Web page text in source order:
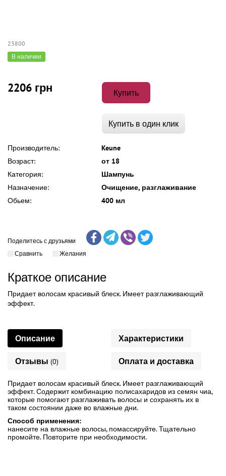
23800
В наличии
2206 грн Купить
Купить в один клик
Производитель:
Keune
Возраст:
от 18
Категория:
Шампунь
Назначение:
Очищение, разглаживание
Обьем:
400 мл
Поделитесь с друзьями
Сравнить
Желания
Краткое описание
Придает волосам красивый блеск. Имеет разглаживающий
эффект.
Описание Характеристики
Отзывы (0) Оплата и доставка
Придает волосам красивый блеск. Имеет разглаживающий
эффект. Содержит комбинацию полисахаридов из семян чиа,
которые помогают разглаживать волосы и сохранять их в
таком состоянии даже во влажные дни.
Способ применения:
нанесите на влажные волосы, помассируйте. Тщательно
промойте. Повторите при необходимости.